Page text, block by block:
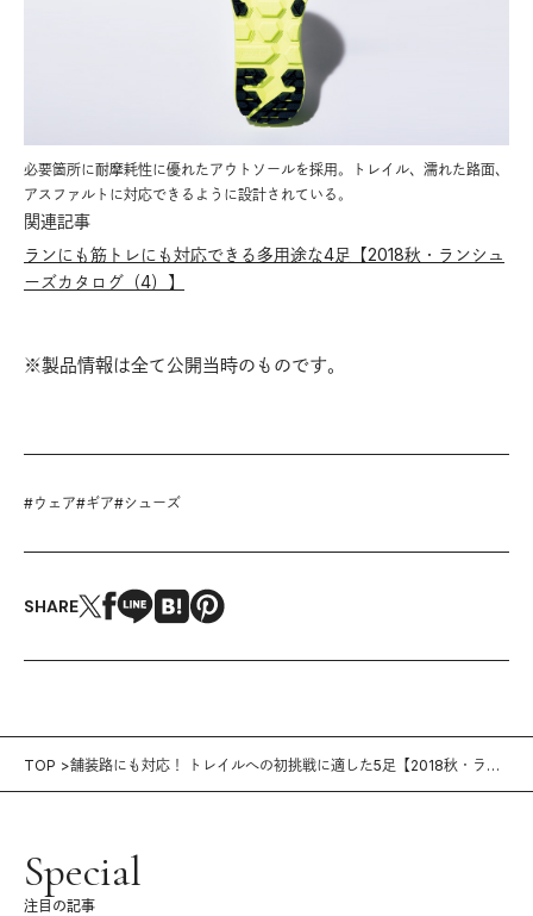
必要箇所に耐摩耗性に優れたアウトソールを採用。トレイル、濡れた路面、
アスファルトに対応できるように設計されている。
関連記事
ランにも筋トレにも対応できる多用途な4足【2018秋・ランシュ
ーズカタログ（4）】
※製品情報は全て公開当時のものです。
#ウェア#ギア#シューズ
SHARE
TOP
舗装路にも対応！ トレイルへの初挑戦に適した5足【2018秋・ラン
Special
注目の記事